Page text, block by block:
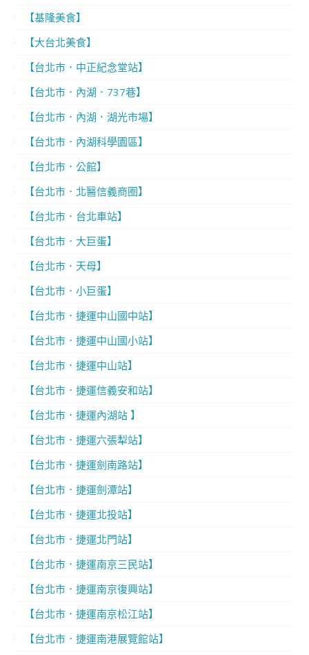
【基隆美食】
【大台北美食】
【台北市．中正紀念堂站】
【台北市．內湖．737巷】
【台北市．內湖．湖光市場】
【台北市．內湖科學園區】
【台北市．公館】
【台北市．北醫信義商圈】
【台北市．台北車站】
【台北市．大巨蛋】
【台北市．天母】
【台北市．小巨蛋】
【台北市．捷運中山國中站】
【台北市．捷運中山國小站】
【台北市．捷運中山站】
【台北市．捷運信義安和站】
【台北市．捷運內湖站 】
【台北市．捷運六張犁站】
【台北市．捷運劍南路站】
【台北市．捷運劍潭站】
【台北市．捷運北投站】
【台北市．捷運北門站】
【台北市．捷運南京三民站】
【台北市．捷運南京復興站】
【台北市．捷運南京松江站】
【台北市．捷運南港展覽館站】